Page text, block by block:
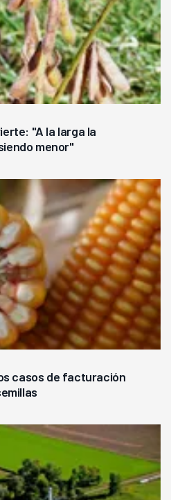
"A la larga la
menor"
casos de facturación